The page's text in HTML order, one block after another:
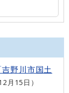
野川市国土
月15日